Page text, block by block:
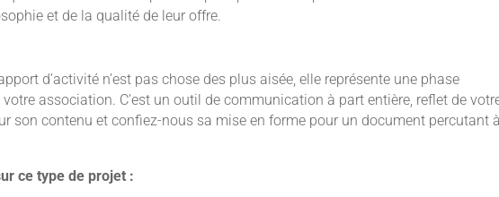
et de la qualité de leur offre.
d’activité n’est pas chose des plus aisée, elle représente une phase
association. C’est un outil de communication à part entière, reflet de
son contenu et confiez-nous sa mise en forme pour un document percutant
ce type de projet :